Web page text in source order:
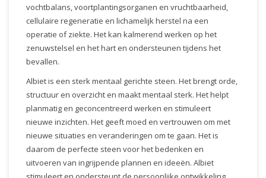
vochtbalans, voortplantingsorganen en vruchtbaarheid,
cellulaire regeneratie en lichamelijk herstel na een
operatie of ziekte. Het kan kalmerend werken op het
zenuwstelsel en het hart en ondersteunen tijdens het
bevallen.
Albiet is een sterk mentaal gerichte steen. Het brengt orde,
structuur en overzicht en maakt mentaal sterk. Het helpt
planmatig en geconcentreerd werken en stimuleert
nieuwe inzichten. Het geeft moed en vertrouwen om met
nieuwe situaties en veranderingen om te gaan. Het is
daarom de perfecte steen voor het bedenken en
uitvoeren van ingrijpende plannen en ideeën. Albiet